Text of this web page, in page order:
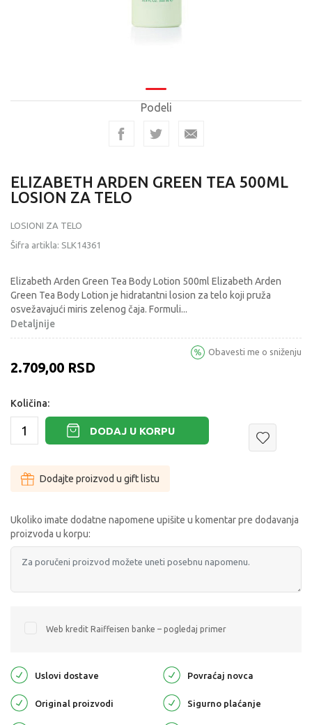
Podeli
ELIZABETH ARDEN GREEN TEA 500ML
LOSION ZA TELO
LOSIONI ZA TELO
Šifra artikla: SLK14361
Elizabeth Arden Green Tea Body Lotion 500ml Elizabeth Arden
Green Tea Body Lotion je hidratantni losion za telo koji pruža
osvežavajući miris zelenog čaja. Formuli...
Detaljnije
2.709,00 RSD
Obavesti me o sniženju
Količina:
DODAJ U KORPU
Dodajte proizvod u gift listu
Ukoliko imate dodatne napomene upišite u komentar pre dodavanja
proizvoda u korpu:
Web kredit Raiffeisen banke – pogledaj primer
Uslovi dostave Povraćaj novca
Original proizvodi Sigurno plaćanje